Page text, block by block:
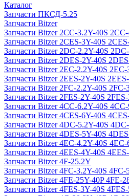
Каталог
Запчасти ПКСД-5.25
Запчасти Bitzer
Запчасти Bitzer 2CC-3.2Y-40S
Запчасти Bitzer 2CES-3Y-40S
Запчасти Bitzer 2DC-2.2Y-40S
Запчасти Bitzer 2DES-2Y-40S
Запчасти Bitzer 2EC-2.2Y-40S 2EC-
Запчасти Bitzer 2EES-2Y-40S
Запчасти Bitzer 2FC-2.2Y-40S 2FC-
Запчасти Bitzer 2FES-2Y-40S
Запчасти Bitzer 4CC-6.2Y-40S
Запчасти Bitzer 4CES-6Y-40S
Запчасти Bitzer 4DC-5.2Y-40S
Запчасти Bitzer 4DES-5Y-40S
Запчасти Bitzer 4EC-4.2Y-40S 4EC-
Запчасти Bitzer 4EES-4Y-40S
Запчасти Bitzer 4F-25.2Y
Запчасти Bitzer 4FC-3.2Y-40S 4FC-
Запчасти Bitzer 4FE-25Y-40P 4FE-
Запчасти Bitzer 4FES-3Y-40S